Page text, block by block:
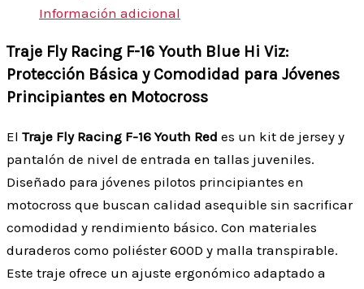
Información adicional
Traje Fly Racing F-16 Youth Blue Hi Viz:
Protección Básica y Comodidad para Jóvenes
Principiantes en Motocross
El Traje Fly Racing F-16 Youth Red es un kit de jersey y
pantalón de nivel de entrada en tallas juveniles.
Diseñado para jóvenes pilotos principiantes en
motocross que buscan calidad asequible sin sacrificar
comodidad y rendimiento básico. Con materiales
duraderos como poliéster 600D y malla transpirable.
Este traje ofrece un ajuste ergonómico adaptado a